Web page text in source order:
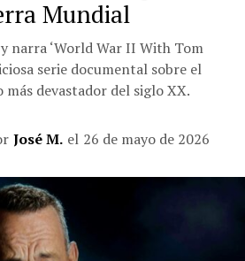
Mundial
narra ‘World War II With Tom
serie documental sobre el
devastador del siglo XX.
José M. el 26 de mayo de 2026